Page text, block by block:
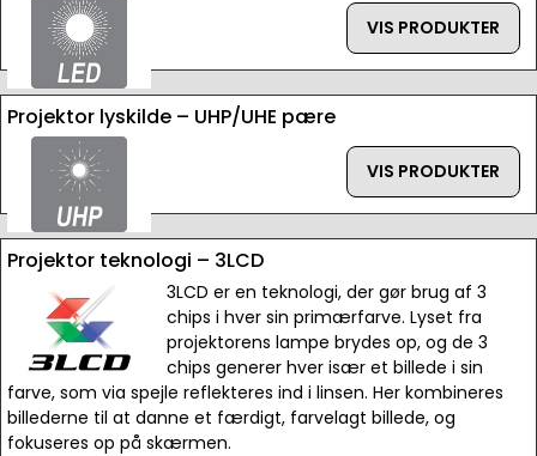
VIS PRODUKTER
Projektor lyskilde – UHP/UHE pære
VIS PRODUKTER
Projektor teknologi – 3LCD
3LCD er en teknologi, der gør brug af 3
chips i hver sin primærfarve. Lyset fra
projektorens lampe brydes op, og de 3
chips generer hver især et billede i sin
farve, som via spejle reflekteres ind i linsen. Her kombineres
billederne til at danne et færdigt, farvelagt billede, og
fokuseres op på skærmen.